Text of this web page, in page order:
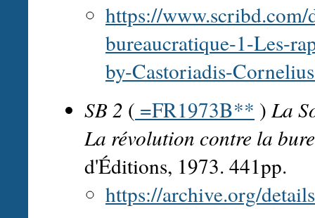
https://
bureaucratique-1-Les-
by-Castoriadis-
SB 2 ( =FR1973B** )La
La révolution contre la
d'Éditions, 1973. 441pp.
https://archive.org/